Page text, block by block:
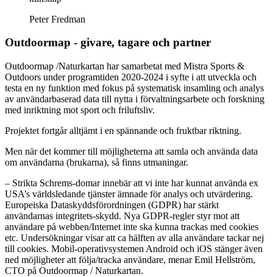
Peter Fredman
Outdoormap - givare, tagare och partner
Outdoormap /Naturkartan har samarbetat med Mistra Sports &
Outdoors under programtiden 2020-2024 i syfte i att utveckla och
testa en ny funktion med fokus på systematisk insamling och analys
av användarbaserad data till nytta i förvaltningsarbete och forskning
med inriktning mot sport och friluftsliv.
Projektet fortgår alltjämt i en spännande och fruktbar riktning.
Men när det kommer till möjligheterna att samla och använda data
om användarna (brukarna), så finns utmaningar.
– Strikta Schrems-domar innebär att vi inte har kunnat använda ex
USA’s världsledande tjänster ämnade för analys och utvärdering.
Europeiska Dataskyddsförordningen (GDPR) har stärkt
användarnas integritets-skydd. Nya GDPR-regler styr mot att
användare på webben/Internet inte ska kunna trackas med cookies
etc. Undersökningar visar att ca hälften av alla användare tackar nej
till cookies. Mobil-operativsystemen Android och iOS stänger även
ned möjligheter att följa/tracka användare, menar Emil Hellström,
CTO på Outdoormap / Naturkartan.